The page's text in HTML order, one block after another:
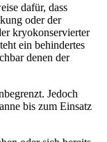
dafür, dass
oder der
kryokonservierter
ein behindertes
denen der
Jedoch
bis zum Einsatz